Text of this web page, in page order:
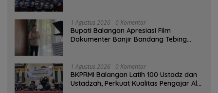
1 Agustus 2026 0 Komentar
Bupati Balangan Apresiasi Film
Dokumenter Banjir Bandang Tebing
1 Agustus 2026 0 Komentar
BKPRMI Balangan Latih 100 Ustadz dan
Ustadzah, Perkuat Kualitas Pengajar Al-